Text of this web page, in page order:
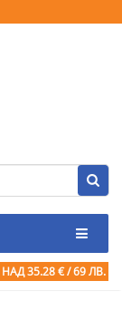
НАД 35.28 € / 69 ЛВ.